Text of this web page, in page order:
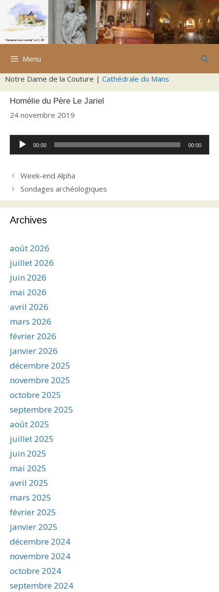
Aller
contenu
Menu
Notre Dame de la Couture | Cathédrale du Mans
Homélie du Père Le Jariel
24 novembre 2019
Lecteur
audio
00:00 00:00
Week-end Alpha
Sondages archéologiques
Archives
août 2026
juillet 2026
juin 2026
mai 2026
avril 2026
mars 2026
février 2026
janvier 2026
décembre 2025
novembre 2025
octobre 2025
septembre 2025
août 2025
juillet 2025
juin 2025
mai 2025
avril 2025
mars 2025
février 2025
janvier 2025
décembre 2024
novembre 2024
octobre 2024
septembre 2024